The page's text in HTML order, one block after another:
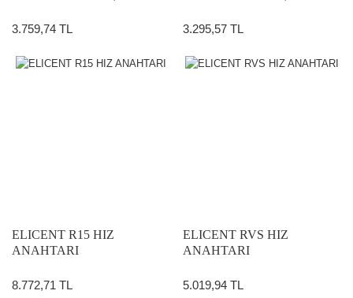
3.759,74 TL
3.295,57 TL
ELICENT R15 HIZ
ANAHTARI
8.772,71 TL
ELICENT RVS HIZ
ANAHTARI
5.019,94 TL